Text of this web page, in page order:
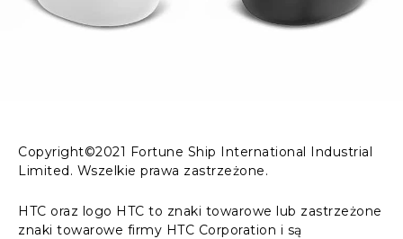
Copyright©2021 Fortune Ship International Industrial
Limited. Wszelkie prawa zastrzeżone.
HTC oraz logo HTC to znaki towarowe lub zastrzeżone
znaki towarowe firmy HTC Corporation i są